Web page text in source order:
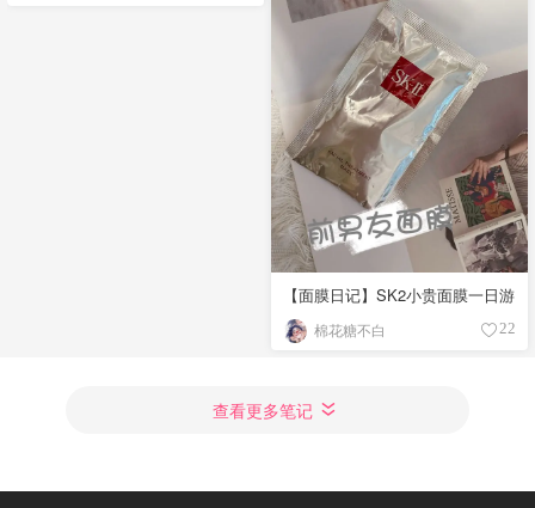
【面膜日记】SK2小贵面膜一日游
棉花糖不白 22
查看更多笔记